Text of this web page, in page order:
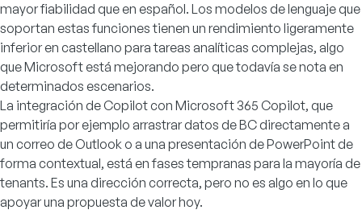
mayor fiabilidad que en español. Los modelos de lenguaje que
soportan estas funciones tienen un rendimiento ligeramente
inferior en castellano para tareas analíticas complejas, algo
que Microsoft está mejorando pero que todavía se nota en
determinados escenarios.
La integración de Copilot con Microsoft 365 Copilot, que
permitiría por ejemplo arrastrar datos de BC directamente a
un correo de Outlook o a una presentación de PowerPoint de
forma contextual, está en fases tempranas para la mayoría de
tenants. Es una dirección correcta, pero no es algo en lo que
apoyar una propuesta de valor hoy.